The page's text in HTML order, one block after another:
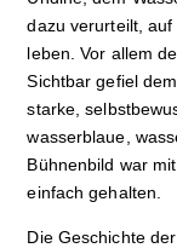
dazu verurteilt,
leben. Vor allem
Sichtbar gefiel
starke,
wasserblaue,
Bühnenbild war
einfach gehalten.
Die Geschichte der